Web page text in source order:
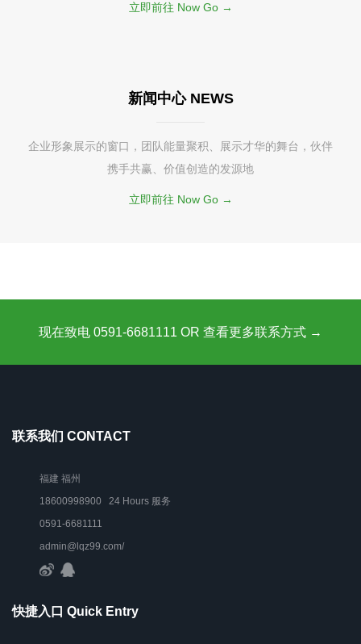
立即前往 Now Go →
新闻中心 NEWS
企业形象展示的窗口，团队能量聚积、展示才华的舞台，伙伴
携手共赢、价值创造的发源地
立即前往 Now Go →
现在致电 0591-6681111 OR 查看更多联系方式 →
联系我们 CONTACT
福建 福州
18600998900 24 Hours 服务
0591-6681111
admin@lqz99.com/
快捷入口 Quick Entry